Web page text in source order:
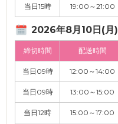
当日15時 19:00～21:00
2026年8月10日(月)
締切時間 配送時間
当日09時 12:00～14:00
当日09時 13:00～15:00
当日12時 15:00～17:00